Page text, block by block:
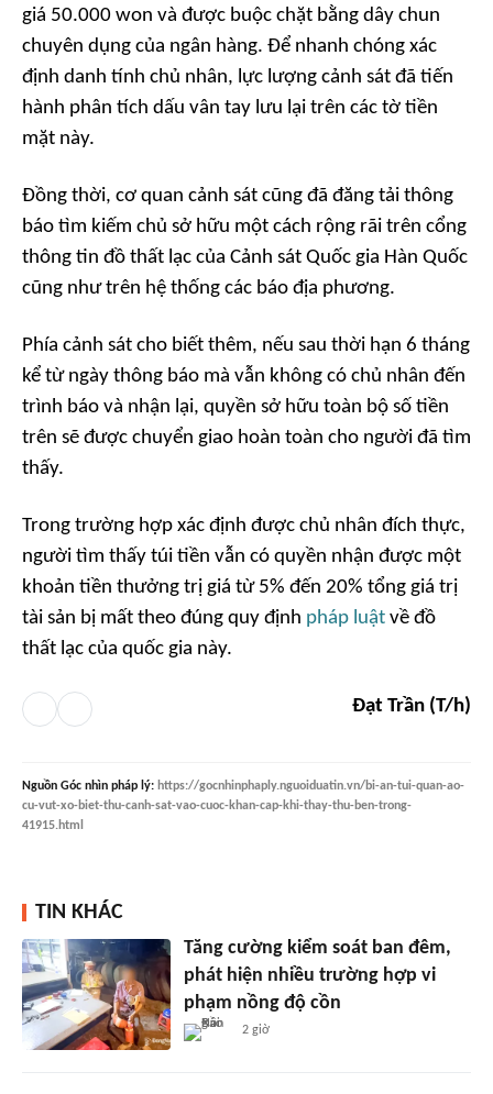
giá 50.000 won và được buộc chặt bằng dây chun
chuyên dụng của ngân hàng. Để nhanh chóng xác
định danh tính chủ nhân, lực lượng cảnh sát đã tiến
hành phân tích dấu vân tay lưu lại trên các tờ tiền
mặt này.
Đồng thời, cơ quan cảnh sát cũng đã đăng tải thông
báo tìm kiếm chủ sở hữu một cách rộng rãi trên cổng
thông tin đồ thất lạc của Cảnh sát Quốc gia Hàn Quốc
cũng như trên hệ thống các báo địa phương.
Phía cảnh sát cho biết thêm, nếu sau thời hạn 6 tháng
kể từ ngày thông báo mà vẫn không có chủ nhân đến
trình báo và nhận lại, quyền sở hữu toàn bộ số tiền
trên sẽ được chuyển giao hoàn toàn cho người đã tìm
thấy.
Trong trường hợp xác định được chủ nhân đích thực,
người tìm thấy túi tiền vẫn có quyền nhận được một
khoản tiền thưởng trị giá từ 5% đến 20% tổng giá trị
tài sản bị mất theo đúng quy định pháp luật về đồ
thất lạc của quốc gia này.
Đạt Trần (T/h)
Nguồn Góc nhìn pháp lý: https://gocnhinphaply.nguoiduatin.vn/bi-an-tui-quan-ao-
cu-vut-xo-biet-thu-canh-sat-vao-cuoc-khan-cap-khi-thay-thu-ben-trong-
41915.html
TIN KHÁC
Tăng cường kiểm soát ban đêm,
phát hiện nhiều trường hợp vi
phạm nồng độ cồn
2 giờ